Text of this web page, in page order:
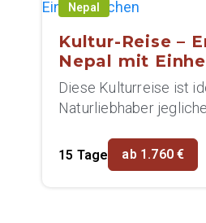
Nepal
Kultur-Reise –
Nepal mit
Diese Kulturreise ist
Naturliebhaber
15 Tage ab 1.760 €